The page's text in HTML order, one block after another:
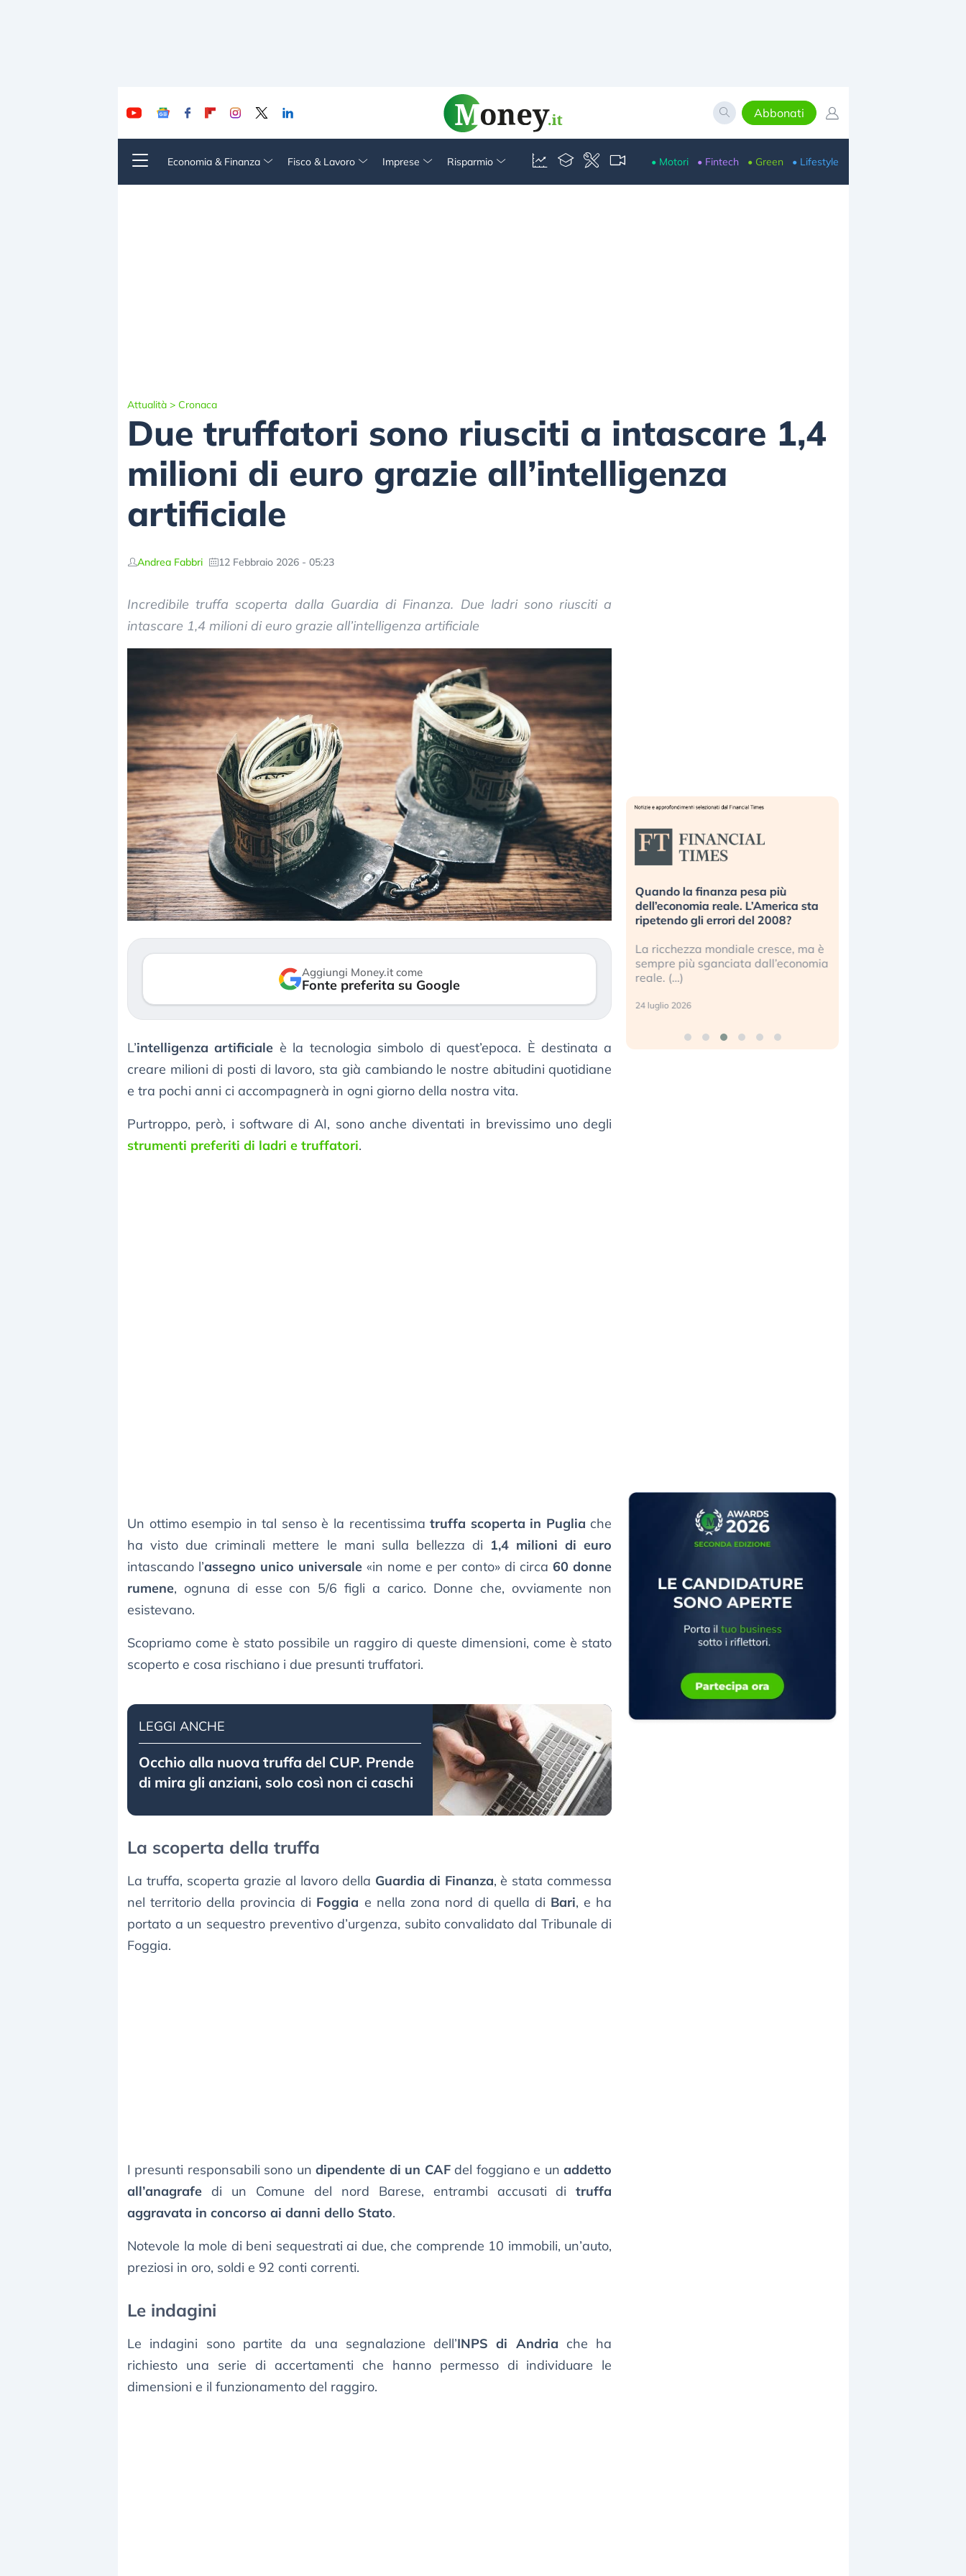
Abbonati
Economia & Finanza Fisco & Lavoro Imprese Risparmio • Motori • Fintech • Green • Lifestyle
Attualità > Cronaca
Due truffatori sono riusciti a intascare 1,4
milioni di euro grazie all’intelligenza
artificiale
Andrea Fabbri 12 Febbraio 2026 - 05:23
Incredibile truffa scoperta dalla Guardia di Finanza. Due ladri sono riusciti a
intascare 1,4 milioni di euro grazie all’intelligenza artificiale
Aggiungi Money.it come
Fonte preferita su Google
L’intelligenza artificiale è la tecnologia simbolo di quest’epoca. È destinata a
creare milioni di posti di lavoro, sta già cambiando le nostre abitudini quotidiane
e tra pochi anni ci accompagnerà in ogni giorno della nostra vita.
Purtroppo, però, i software di AI, sono anche diventati in brevissimo uno degli
strumenti preferiti di ladri e truffatori.
Un ottimo esempio in tal senso è la recentissimatruffa scoperta in Puglia che
ha visto due criminali mettere le mani sulla bellezza di 1,4 milioni di euro
intascando l’assegno unico universale «in nome e per conto» di circa60 donne
rumene, ognuna di esse con 5/6 figli a carico. Donne che, ovviamente non
esistevano.
Scopriamo come è stato possibile un raggiro di queste dimensioni, come è stato
scoperto e cosa rischiano i due presunti truffatori.
LEGGI ANCHE
Occhio alla nuova truffa del CUP. Prende
di mira gli anziani, solo così non ci caschi
La scoperta della truffa
La truffa, scoperta grazie al lavoro della Guardia di Finanza, è stata commessa
nel territorio della provincia di Foggia e nella zona nord di quella di Bari, e ha
portato a un sequestro preventivo d’urgenza, subito convalidato dal Tribunale di
Foggia.
I presunti responsabili sono undipendente di un CAFdel foggiano e unaddetto
all’anagrafe di un Comune del nord Barese, entrambi accusati ditruffa
aggravata in concorso ai danni dello Stato.
Notevole la mole di beni sequestrati ai due, che comprende 10 immobili, un’auto,
preziosi in oro, soldi e 92 conti correnti.
Le indagini
Le indagini sono partite da una segnalazione dell’INPS di Andria che ha
richiesto una serie di accertamenti che hanno permesso di individuare le
dimensioni e il funzionamento del raggiro.
Dalle valutazioni estreme alla
correzione. Cosa sta guidando il
repricing degli asset?
3 agosto 2026
«La mia vita è rovinata». Investitori
in preda al panico dopo lo scoppio
della bolla AI
Kospi, mentre gli investitori retail (…)
30 luglio 2026
Quando la finanza pesa più
dell’economia reale. L’America sta
ripetendo gli errori del 2008?
La ricchezza mondiale cresce, ma è
sempre più sganciata dall’economia
reale. (…)
24 luglio 2026